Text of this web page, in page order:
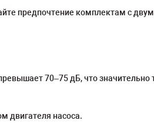
предпочтение комплектам с
70–75 дБ, что значительно
двигателя насоса.